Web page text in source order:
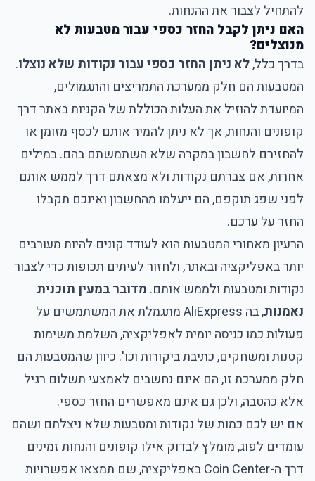
להתחיל לצבור את ההנחות.
האם ניתן לקבל החזר כספי עבור מטבעות לא
מנוצלים?
בדרך כלל,לא ניתן החזר כספי עבור נקודות שלא נוצלו.
המטבעות הם חלק ממערכת התמריצים והתגמולים,
המיועדת להוזיל את העלות הכוללת של הקניות באתר דרך
קופונים והנחות, אך לא ניתן להמיר אותם לכסף מזומן או
להחזירם לחשבון במקרה שלא השתמשתם בהם. במילים
אחרות, אם צברתם נקודות ולא מצאתם דרך לממש אותם
לפני שפג תוקפם, הם ייעלמו מהחשבון ואינכם תקבלו
החזר על ערכם.
הרעיון מאחורי המטבעות הוא לעודד קונים להיות מעורבים
יותר באפליקציה ובאתר, ולחזור לעיתים תכופות כדי לצבור
נקודות ומטבעות ולממש אותם. מדובר במעין תוכנית
נאמנות
, בה AliExpress מתגמלת את המשתמשים על
פעולות כמו כניסה יומית לאפליקציה, השלמת משימות
קטנות ומשחקים, כתיבת ביקורות וכו'. כיוון שהמטבעות הם
חלק ממערכת זו, הם אינם נחשבים לאמצעי תשלום רגיל
אלא כהטבה, ולכן גם אינם מאפשרים החזר כספי.
אם יש לכם כמות של נקודות ומטבעות שלא ניצלתם ושהם
עומדים לפוג, מומלץ לבדוק אילו קופונים והנחות זמינים
דרך ה-Coin Center באפליקציה, שם תמצאו אפשרויות